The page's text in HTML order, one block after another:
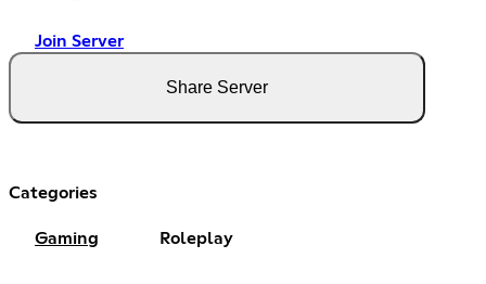
Join Server
Share Server
Categories
Gaming Roleplay